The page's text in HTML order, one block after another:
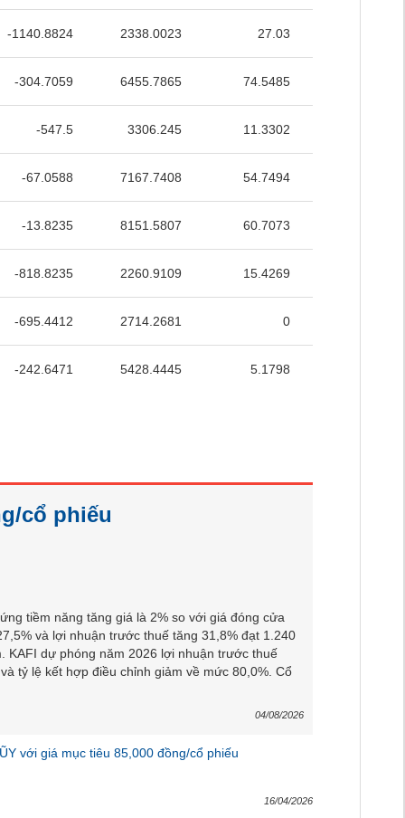
-1140.8824 2338.0023 27.03
-304.7059 6455.7865 74.5485
-547.5 3306.245 11.3302
-67.0588 7167.7408 54.7494
-13.8235 8151.5807 60.7073
-818.8235 2260.9109 15.4269
-695.4412 2714.2681 0
-242.6471 5428.4445 5.1798
cổ phiếu
tiềm năng tăng giá là 2% so với giá đóng cửa
và lợi nhuận trước thuế tăng 31,8% đạt 1.240
KAFI dự phóng năm 2026 lợi nhuận trước thuế
tỷ lệ kết hợp điều chỉnh giảm về mức 80,0%. Cổ
04/08/2026
với giá mục tiêu 85,000 đồng/cổ phiếu
16/04/2026